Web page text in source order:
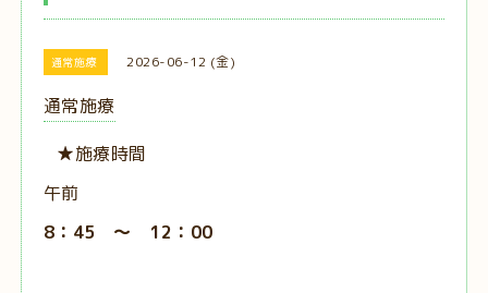
通常施療 2026-06-12 (金)
通常施療
★施療時間
午前
8：45 ～ 12：00